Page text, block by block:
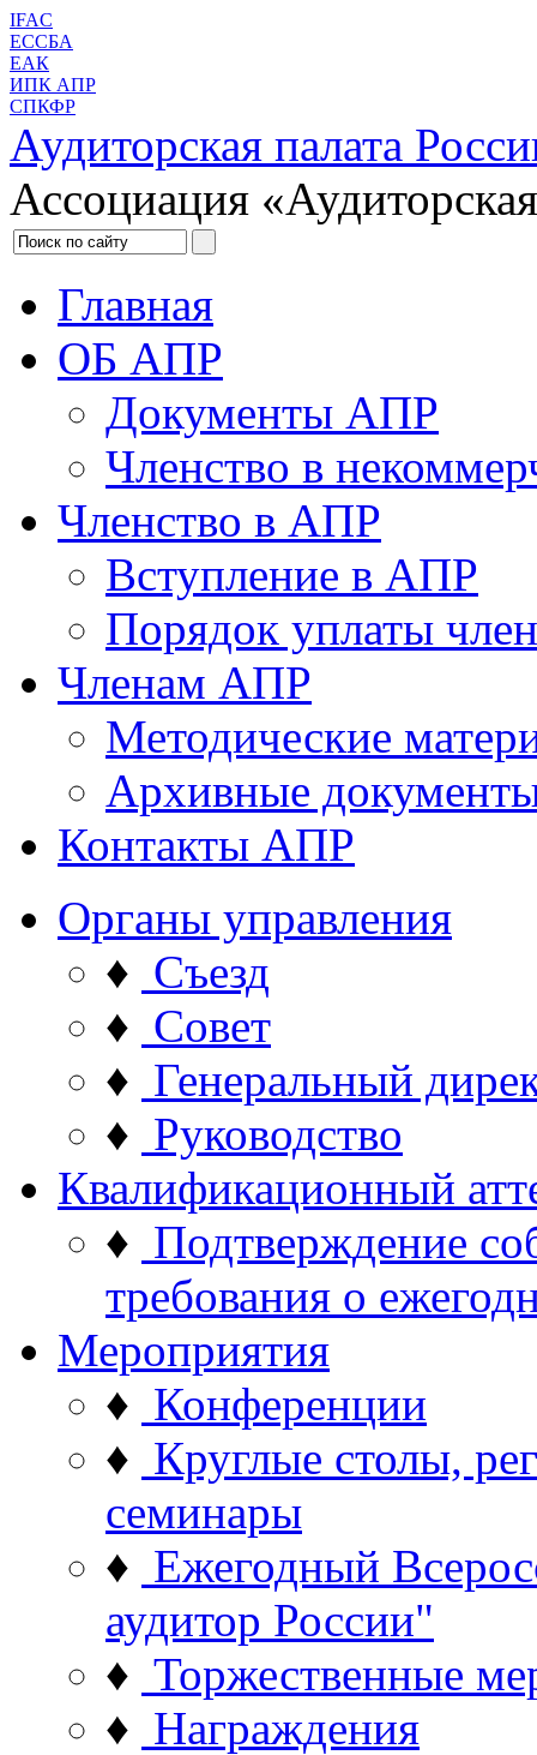
IFAC
ЕССБА
ЕАК
ИПК АПР
СПКФР
Аудиторская палата
Ассоциация
Главная
ОБ АПР
Документы АПР
Членство в
Членство в АПР
Вступление в АПР
Порядок уплаты
Членам АПР
Методические
Архивные
Контакты АПР
Органы управления
♦ Съезд
♦ Совет
♦ Генеральный
♦ Руководство
Квалификационный
♦ Подтверждение
требования о
Мероприятия
♦ Конференции
♦ Круглые столы,
семинары
♦ Ежегодный
аудитор России"
♦ Торжественные
♦ Награждения